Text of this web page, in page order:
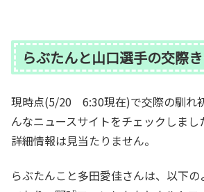
らぶたんと山口選手の交際
現時点(5/20 6:30現在)で交際の馴れ
んなニュースサイトをチェックしまし
詳細情報は見当たりません。
らぶたんこと多田愛佳さんは、以下